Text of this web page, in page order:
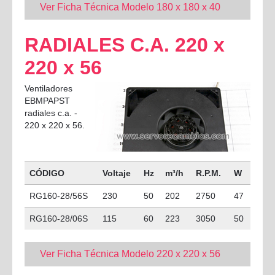
Ver Ficha Técnica Modelo 180 x 180 x 40
RADIALES C.A. 220 x
220 x 56
Ventiladores
EBMPAPST
radiales c.a. -
220 x 220 x 56.
CÓDIGO Voltaje Hz m³/h R.P.M. W
RG160-28/56S 230 50 202 2750 47
RG160-28/06S 115 60 223 3050 50
Ver Ficha Técnica Modelo 220 x 220 x 56